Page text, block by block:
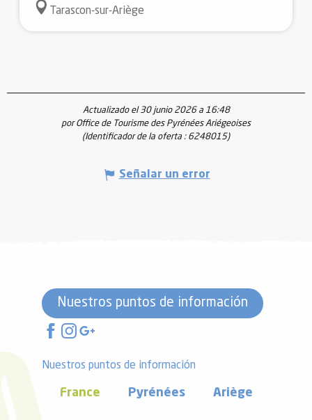
Tarascon-sur-Ariège
Actualizado el 30 junio 2026 a 16:48
por Office de Tourisme des Pyrénées Ariégeoises
(Identificador de la oferta : 6248015)
Señalar un error
Nuestros puntos de información
Nuestros puntos de información
France Pyrénées Ariège